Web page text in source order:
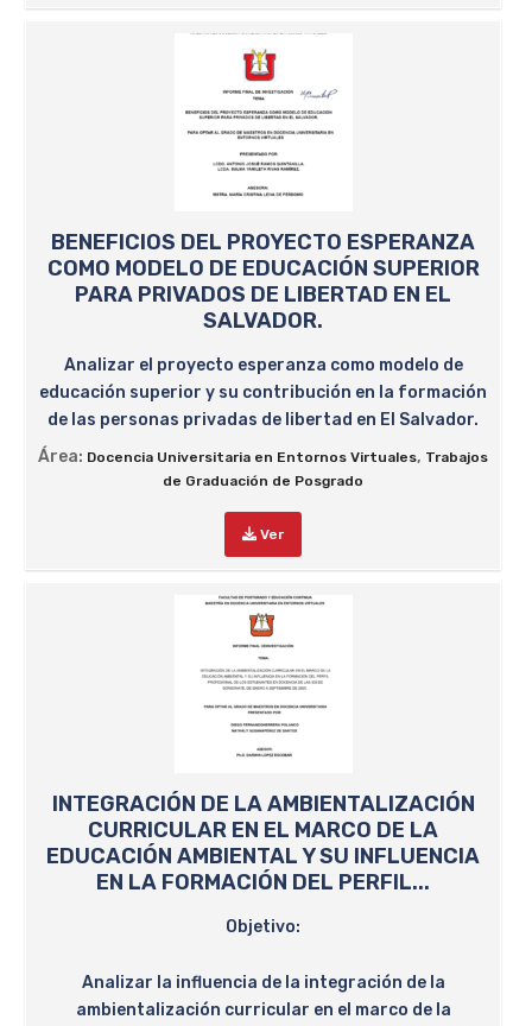
BENEFICIOS DEL PROYECTO ESPERANZA
COMO MODELO DE EDUCACIÓN SUPERIOR
PARA PRIVADOS DE LIBERTAD EN EL
SALVADOR.
Analizar el proyecto esperanza como modelo de
educación superior y su contribución en la formación
de las personas privadas de libertad en El Salvador.
Área: Docencia Universitaria en Entornos Virtuales, Trabajos
de Graduación de Posgrado
Ver
INTEGRACIÓN DE LA AMBIENTALIZACIÓN
CURRICULAR EN EL MARCO DE LA
EDUCACIÓN AMBIENTAL Y SU INFLUENCIA
EN LA FORMACIÓN DEL PERFIL...
Objetivo:
Analizar la influencia de la integración de la
ambientalización curricular en el marco de la